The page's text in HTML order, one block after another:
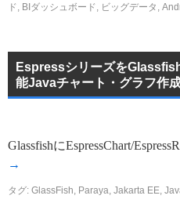
ド, BIダッシュボード, ビッグデータ ,
Espressシリーズを
能Javaチャート・グラフ作
GlassfishにEspressChart/
→
タグ: GlassFish, Paraya, Jakarta EE,